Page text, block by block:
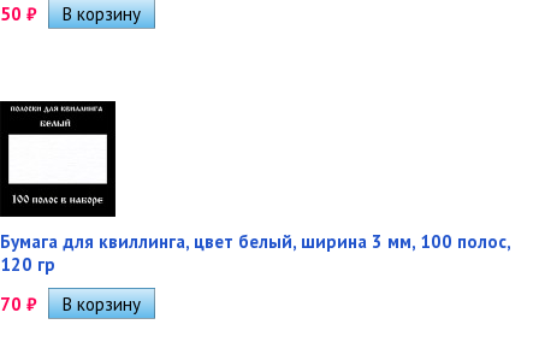
50 ₽
Бумага для квиллинга, цвет белый, ширина 3 мм, 100 полос,
120 гр
70 ₽